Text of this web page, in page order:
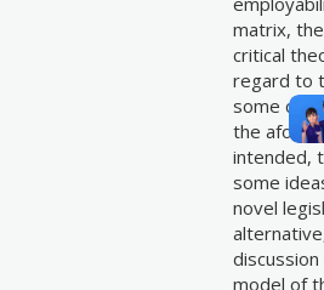
matrix,
critical
regard to
some
the
intended,
some
novel
model of